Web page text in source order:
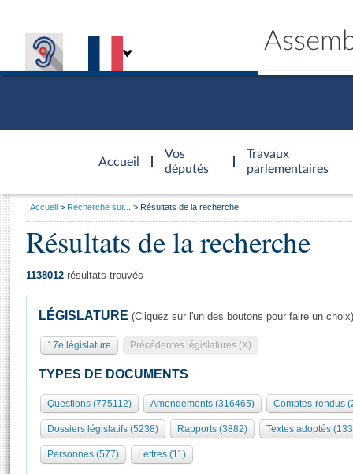
Accueil
d'accueil
Vos
députés
Travaux
parlementaires
Présidence
577 députés
Groupes politiques
Élections législatives
Séance publique
Commissions et autres organes
Europe et International
Contrôle et évaluation
Congrès
Général
Rôle et pouvoirs de l'Assemblée
Organisation de l'Assemblée
Présidence Conférence des Présidents Bureau Collège des
Visiter l'Assemblée
Visite virtuelle du palais Bourbon
Assister à une séance
Accès des chercheurs à l’Assemblée
Les évènements
Vous
Accueil Recherche sur... Résultats de la recherche
Résultats de la recherche
1138012 résultats trouvés
LÉGISLATURE (Cliquez sur l'un des boutons pour faire un choix)
17e législature Précédentes législatures (X)
TYPES DE DOCUMENTS
Questions (775112) Amendements (316465) Comptes-rendus
Dossiers législatifs (5238) Rapports (3882) Textes adoptés
Personnes (577) Lettres (11)